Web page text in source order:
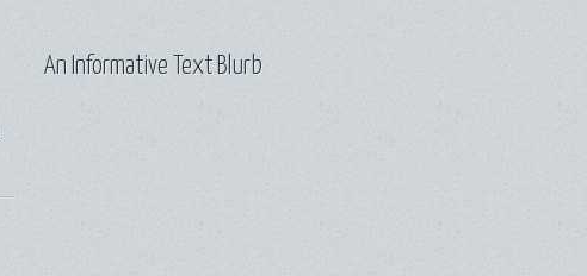
An Informative Text Blurb